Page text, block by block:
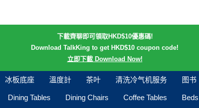
下載齊聊即可領取HKD$10優惠碼!
Download TalkKing to get HKD$10 coupon code!
立即下載 Download Now!
冰板底座 溫度計 茶叶 清洗冷气机服务 图书
Dining Tables Dining Chairs Coffee Tables Beds